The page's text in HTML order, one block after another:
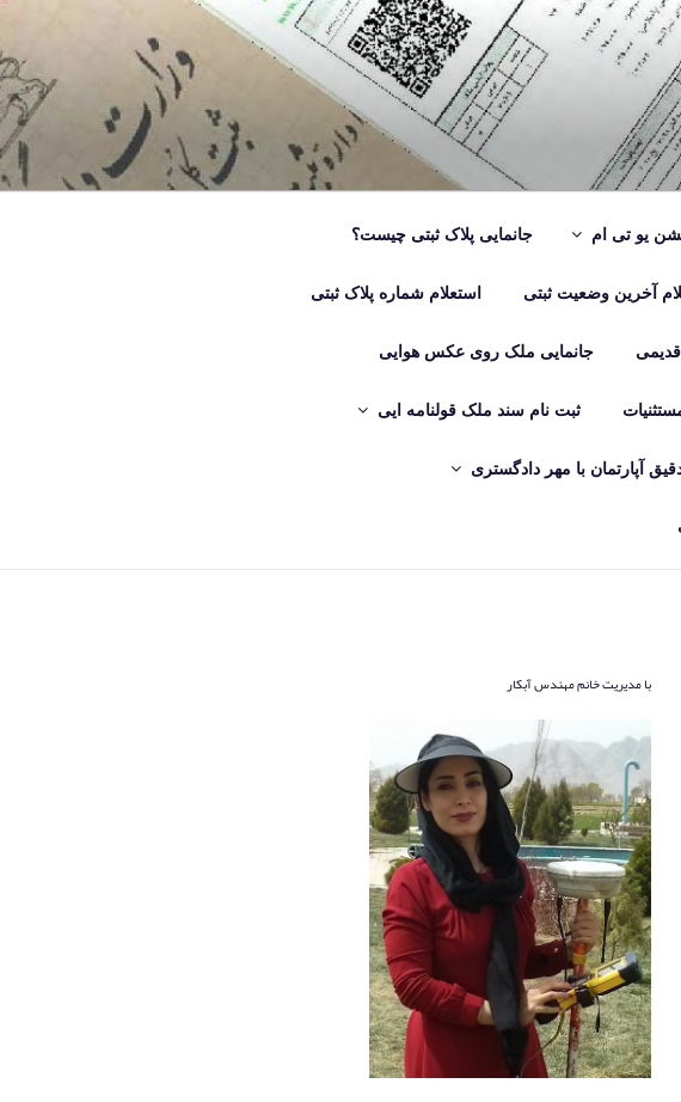
یو تی ام جانمایی پلاک ثبتی چیست؟
آخرین وضعیت ثبتی استعلام شماره پلاک ثبتی
جانمایی ملک روی عکس هوایی
ثبت نام سند ملک قولنامه ایی
آپارتمان با مهر دادگستری
با مدیریت خانم مهندس آبکار